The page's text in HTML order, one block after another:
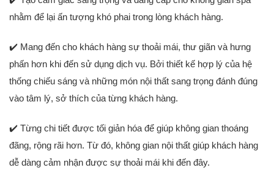
nhằm để lại ấn tượng khó phai trong lòng khách hàng.
✔ ️ Mang đến cho khách hàng sự thoải mái, thư giãn và hưng
phấn hơn khi đến sử dụng dịch vụ. Bởi thiết kế hợp lý của hệ
thống chiếu sáng và những món nội thất sang trọng đánh đúng
vào tâm lý, sở thích của từng khách hàng.
✔ ️ Từng chi tiết được tối giản hóa để giúp không gian thoáng
đãng, rộng rãi hơn. Từ đó, không gian nội thất giúp khách hàng
dễ dàng cảm nhận được sự thoải mái khi đến đây.